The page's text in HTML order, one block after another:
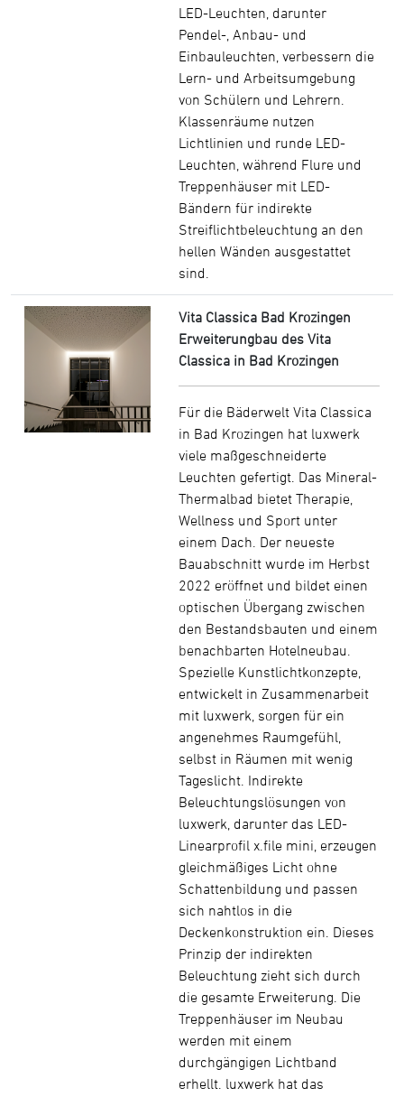
LED-Leuchten, darunter
Pendel-, Anbau- und
Einbauleuchten, verbessern die
Lern- und Arbeitsumgebung
von Schülern und Lehrern.
Klassenräume nutzen
Lichtlinien und runde LED-
Leuchten, während Flure und
Treppenhäuser mit LED-
Bändern für indirekte
Streiflichtbeleuchtung an den
hellen Wänden ausgestattet
sind.
Vita Classica Bad Krozingen
Erweiterungbau des Vita
Classica in Bad Krozingen
Für die Bäderwelt Vita Classica
in Bad Krozingen hat luxwerk
viele maßgeschneiderte
Leuchten gefertigt. Das Mineral-
Thermalbad bietet Therapie,
Wellness und Sport unter
einem Dach. Der neueste
Bauabschnitt wurde im Herbst
2022 eröffnet und bildet einen
optischen Übergang zwischen
den Bestandsbauten und einem
benachbarten Hotelneubau.
Spezielle Kunstlichtkonzepte,
entwickelt in Zusammenarbeit
mit luxwerk, sorgen für ein
angenehmes Raumgefühl,
selbst in Räumen mit wenig
Tageslicht. Indirekte
Beleuchtungslösungen von
luxwerk, darunter das LED-
Linearprofil x.file mini, erzeugen
gleichmäßiges Licht ohne
Schattenbildung und passen
sich nahtlos in die
Deckenkonstruktion ein. Dieses
Prinzip der indirekten
Beleuchtung zieht sich durch
die gesamte Erweiterung. Die
Treppenhäuser im Neubau
werden mit einem
durchgängigen Lichtband
erhellt. luxwerk hat das